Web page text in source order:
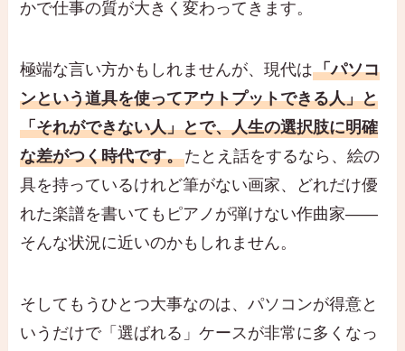
かで仕事の質が大きく変わってきます。
極端な言い方かもしれませんが、現代は「パソコ
ンという道具を使ってアウトプットできる人」と
「それができない人」とで、人生の選択肢に明確
な差がつく時代です。たとえ話をするなら、絵の
具を持っているけれど筆がない画家、どれだけ優
れた楽譜を書いてもピアノが弾けない作曲家――
そんな状況に近いのかもしれません。
そしてもうひとつ大事なのは、パソコンが得意と
いうだけで「選ばれる」ケースが非常に多くなっ